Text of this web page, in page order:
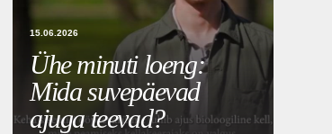
15.06.2026
Ühe minuti loeng:
Mida suvepäevad
ajuga teevad?